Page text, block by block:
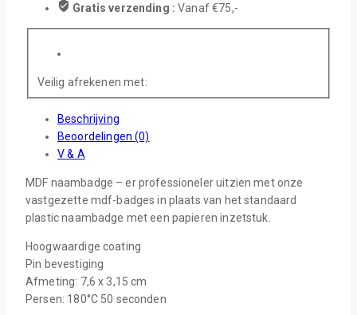
Gratis verzending :Vanaf €75,-
Veilig afrekenen met:
Beschrijving
Beoordelingen (0)
V & A
MDF naambadge – er professioneler uitzien met onze
vastgezette mdf-badges in plaats van het standaard
plastic naambadge met een papieren inzetstuk.
Hoogwaardige coating
Pin bevestiging
Afmeting: 7,6 x 3,15 cm
Persen: 180°C 50 seconden